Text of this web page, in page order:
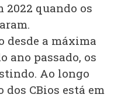
2022 quando os
desde a máxima
ano passado, os
Ao longo
dos CBios está em